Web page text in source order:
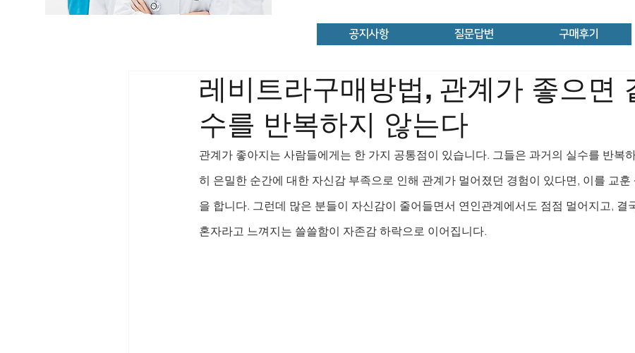
공지사항 질문답변 구매후기
레비트라구매방법, 관계가 좋으면
수를 반복하지 않는다
관계가 좋아지는 사람들에게는 한 가지 공통점이 있습니다. 그들은 과거의 실수를 반복
히 은밀한 순간에 대한 자신감 부족으로 인해 관계가 멀어졌던 경험이 있다면, 이를 교훈
을 합니다. 그런데 많은 분들이 자신감이 줄어들면서 연인관계에서도 점점 멀어지고, 결
혼자라고 느껴지는 쓸쓸함이 자존감 하락으로 이어집니다.